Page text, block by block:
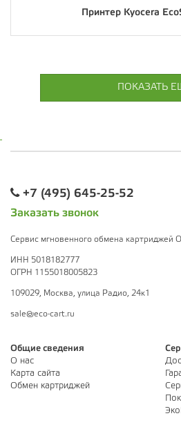
Принтер Kyocera
ПОКАЗАТЬ
+7 (495) 645-25-52
Заказать звонок
Сервис мгновенного обмена картриджей
ИНН 5018182777
ОГРН 1155018005823
109029, Москва, улица Радио, 24к1
sale@eco-cart.ru
Общие сведения
О нас
Карта сайта
Обмен картриджей